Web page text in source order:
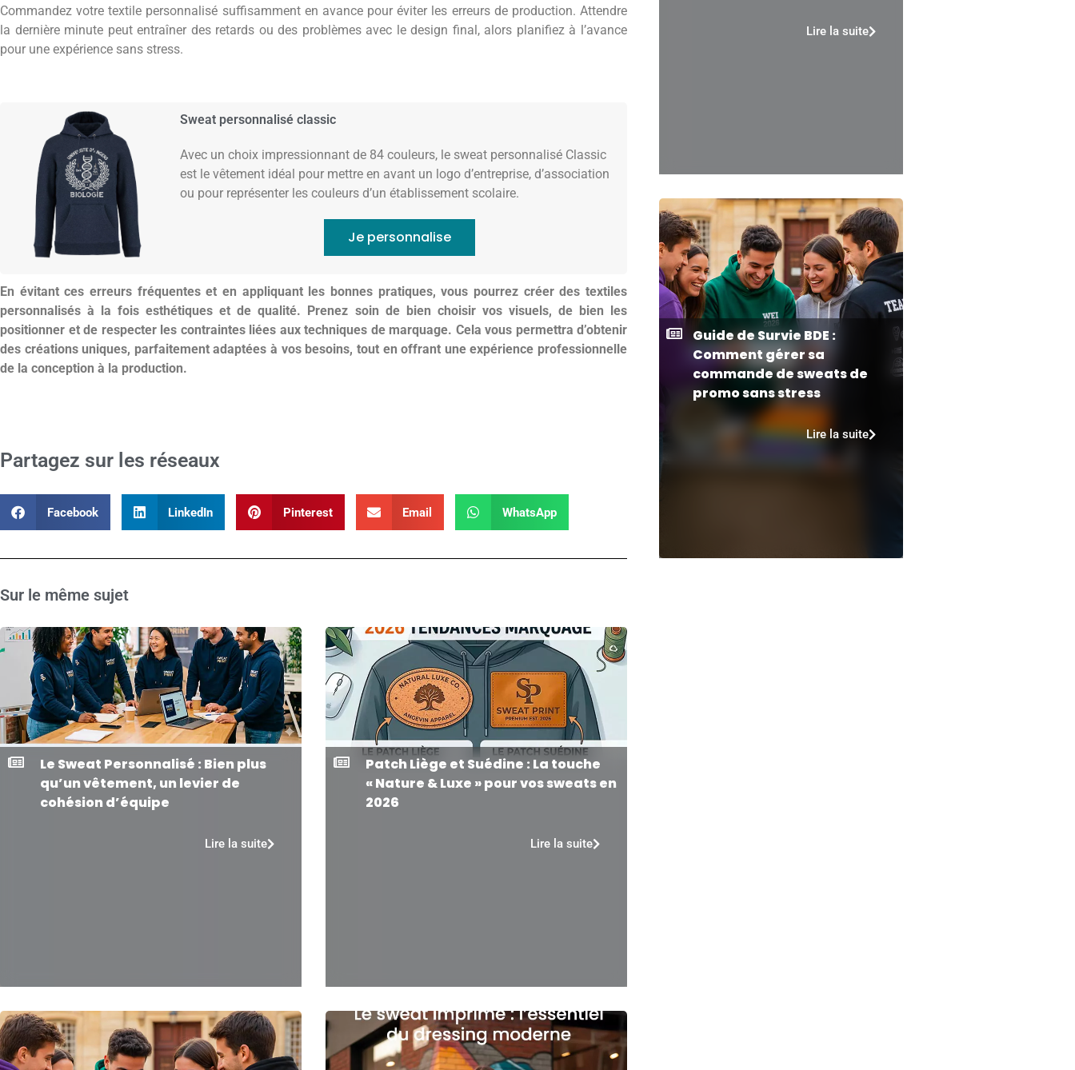
Commandez votre textile personnalisé suffisamment en avance pour éviter les erreurs de production. Attendre
la dernière minute peut entraîner des retards ou des problèmes avec le design final, alors planifiez à l’avance
pour une expérience sans stress.
Sweat personnalisé classic
Avec un choix impressionnant de 84 couleurs, le sweat personnalisé Classic
est le vêtement idéal pour mettre en avant un logo d’entreprise, d’association
ou pour représenter les couleurs d’un établissement scolaire.
Je personnalise
En évitant ces erreurs fréquentes et en appliquant les bonnes pratiques, vous pourrez créer des textiles
personnalisés à la fois esthétiques et de qualité. Prenez soin de bien choisir vos visuels, de bien les
positionner et de respecter les contraintes liées aux techniques de marquage. Cela vous permettra d’obtenir
des créations uniques, parfaitement adaptées à vos besoins, tout en offrant une expérience professionnelle
de la conception à la production.
Partagez sur les réseaux
Facebook LinkedIn Pinterest Email WhatsApp
Sur le même sujet
Le Sweat Personnalisé : Bien plus
qu’un vêtement, un levier de
cohésion d’équipe
Lire la suite
Patch Liège et Suédine : La touche
« Nature & Luxe » pour vos sweats en
2026
Lire la suite
Lire la suite
Guide de Survie BDE :
Comment gérer sa
commande de sweats de
promo sans stress
Lire la suite